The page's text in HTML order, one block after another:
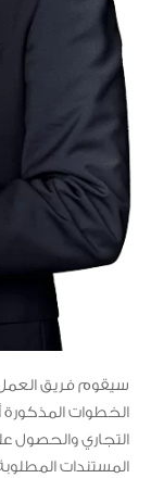
سيقوم فريق
الخطوات المذكورة
التجاري والحصول
المستندات